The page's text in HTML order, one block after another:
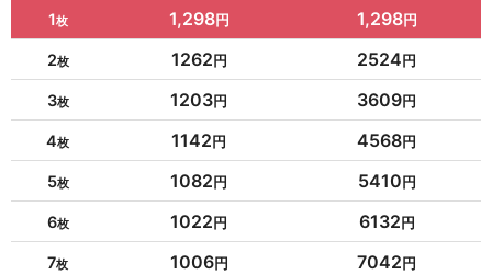
1 1,298 1,298
2 1262 2524
3 1203 3609
4 1142 4568
5 1082 5410
6 1022 6132
7 1006 7042